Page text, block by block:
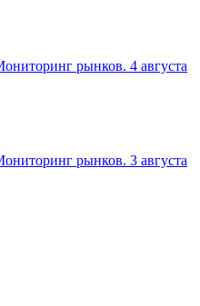
рынков. 4 августа
рынков. 3 августа